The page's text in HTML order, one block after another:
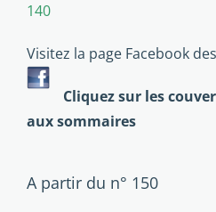
140
Visitez la page Facebook des
Cliquez sur les
aux sommaires
A partir du n° 150